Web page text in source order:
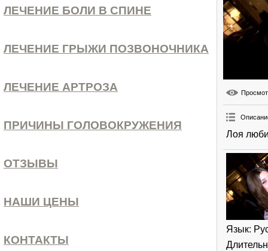
ЛЕЧЕНИЕ БОЛИ В СПИНЕ
ЛЕЧЕНИЕ ГРЫЖИ ПОЗВОНОЧНИКА
ЛЕЧЕНИЕ АРТРОЗА
ПРИЧИНЫ ГОЛОВОКРУЖЕНИЯ
ОТЗЫВЫ
НАШИ ЦЕНЫ
КОНТАКТЫ
Лоя
Язык: